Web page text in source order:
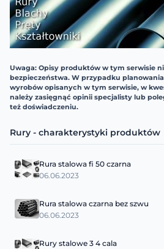
Uwaga: Opisy produktów w tym serwisie
bezpieczeństwa. W przypadku
wyrobów opisanych w tym serwisie, w
należy zasięgnąć opinii specjalisty lub
też doświadczeniu.
Rury - charakterystyki produktów
Rura stalowa fi 50 czarna
06.06.2023
Rura stalowa czarna bez szwu
06.06.2023
Rury stalowe 3 4 cala